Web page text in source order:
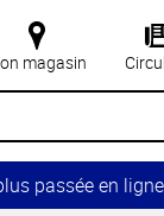
magasin
passée en